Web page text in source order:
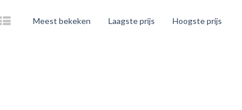
Meest bekeken Laagste prijs Hoogste prijs